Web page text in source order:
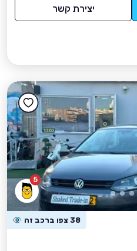
יצירת קשר
5
38 צפו ברכב זה